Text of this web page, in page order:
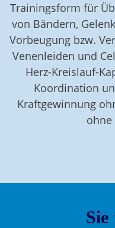
Trainingsform für
von Bändern,
Vorbeugung bzw.
Venenleiden und
Herz-Kreislauf-
Koordination
Kraftgewinnung
ohne
Sie